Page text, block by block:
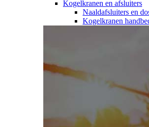
Kogelkranen en afsluiters
Naaldafsluiters en
Kogelkranen